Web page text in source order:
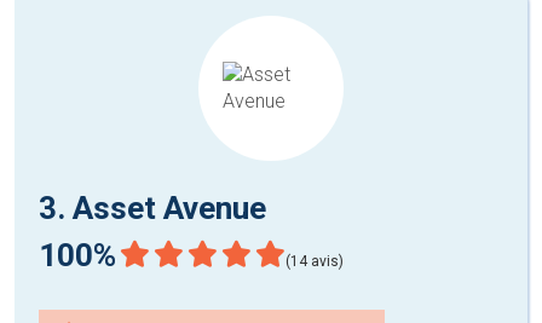
3. Asset Avenue
100%
(14 avis)